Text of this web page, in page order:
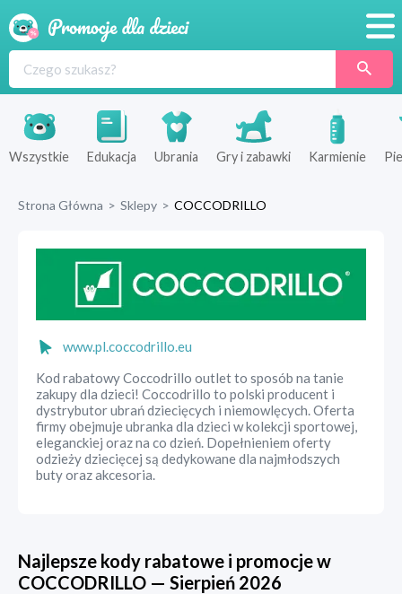
Produkty
Sklepy
Wszystkie Edukacja Ubrania Gry i zabawki Karmienie
Strona Główna > Sklepy > COCCODRILLO
www.pl.coccodrillo.eu
Kod rabatowy Coccodrillo outlet to sposób na tanie
zakupy dla dzieci! Coccodrillo to polski producent i
dystrybutor ubrań dziecięcych i niemowlęcych. Oferta
firmy obejmuje ubranka dla dzieci w kolekcji sportowej,
eleganckiej oraz na co dzień. Dopełnieniem oferty
odzieży dziecięcej są dedykowane dla najmłodszych
buty oraz akcesoria.
Najlepsze kody rabatowe i promocje w
COCCODRILLO — Sierpień 2026